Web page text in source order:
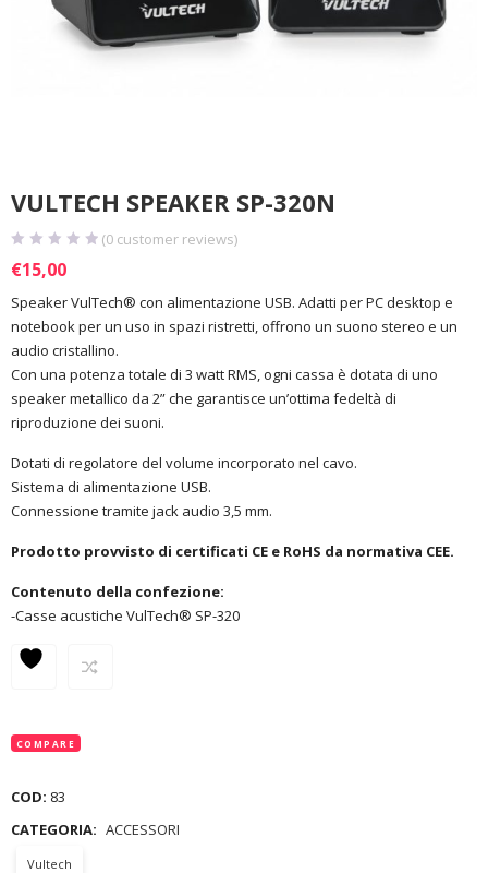
VULTECH SPEAKER SP-320N
(0 customer reviews)
€15,00
Speaker VulTech® con alimentazione USB. Adatti per PC desktop e
notebook per un uso in spazi ristretti, offrono un suono stereo e un
audio cristallino.
Con una potenza totale di 3 watt RMS, ogni cassa è dotata di uno
speaker metallico da 2” che garantisce un’ottima fedeltà di
riproduzione dei suoni.
Dotati di regolatore del volume incorporato nel cavo.
Sistema di alimentazione USB.
Connessione tramite jack audio 3,5 mm.
Prodotto provvisto di certificati CE e RoHS da normativa CEE.
Contenuto della confezione:
-Casse acustiche VulTech® SP-320
COMPARE
COD: 83
CATEGORIA: ACCESSORI
Vultech